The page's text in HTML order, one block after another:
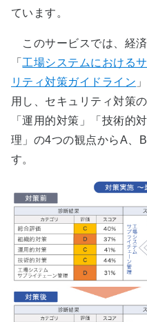
ています。
このサービスでは、経
「 工場システムにおける
リティ対策ガイドライン
用し、セキュリティ対策
「運用的対策」「技術的
理」の4つの観点からA、
す。